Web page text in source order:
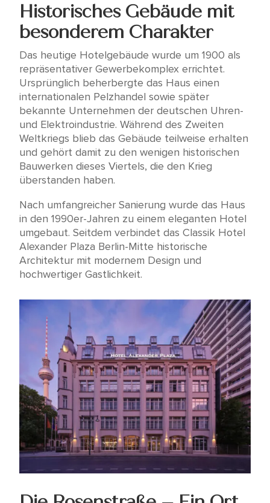
Historisches Gebäude mit
besonderem Charakter
Das heutige Hotelgebäude wurde um 1900 als
repräsentativer Gewerbekomplex errichtet.
Ursprünglich beherbergte das Haus einen
internationalen Pelzhandel sowie später
bekannte Unternehmen der deutschen Uhren-
und Elektroindustrie. Während des Zweiten
Weltkriegs blieb das Gebäude teilweise erhalten
und gehört damit zu den wenigen historischen
Bauwerken dieses Viertels, die den Krieg
überstanden haben.
Nach umfangreicher Sanierung wurde das Haus
in den 1990er-Jahren zu einem eleganten Hotel
umgebaut. Seitdem verbindet das Classik Hotel
Alexander Plaza Berlin-Mitte historische
Architektur mit modernem Design und
hochwertiger Gastlichkeit.